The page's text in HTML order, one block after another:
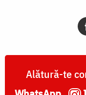
Alătură-te